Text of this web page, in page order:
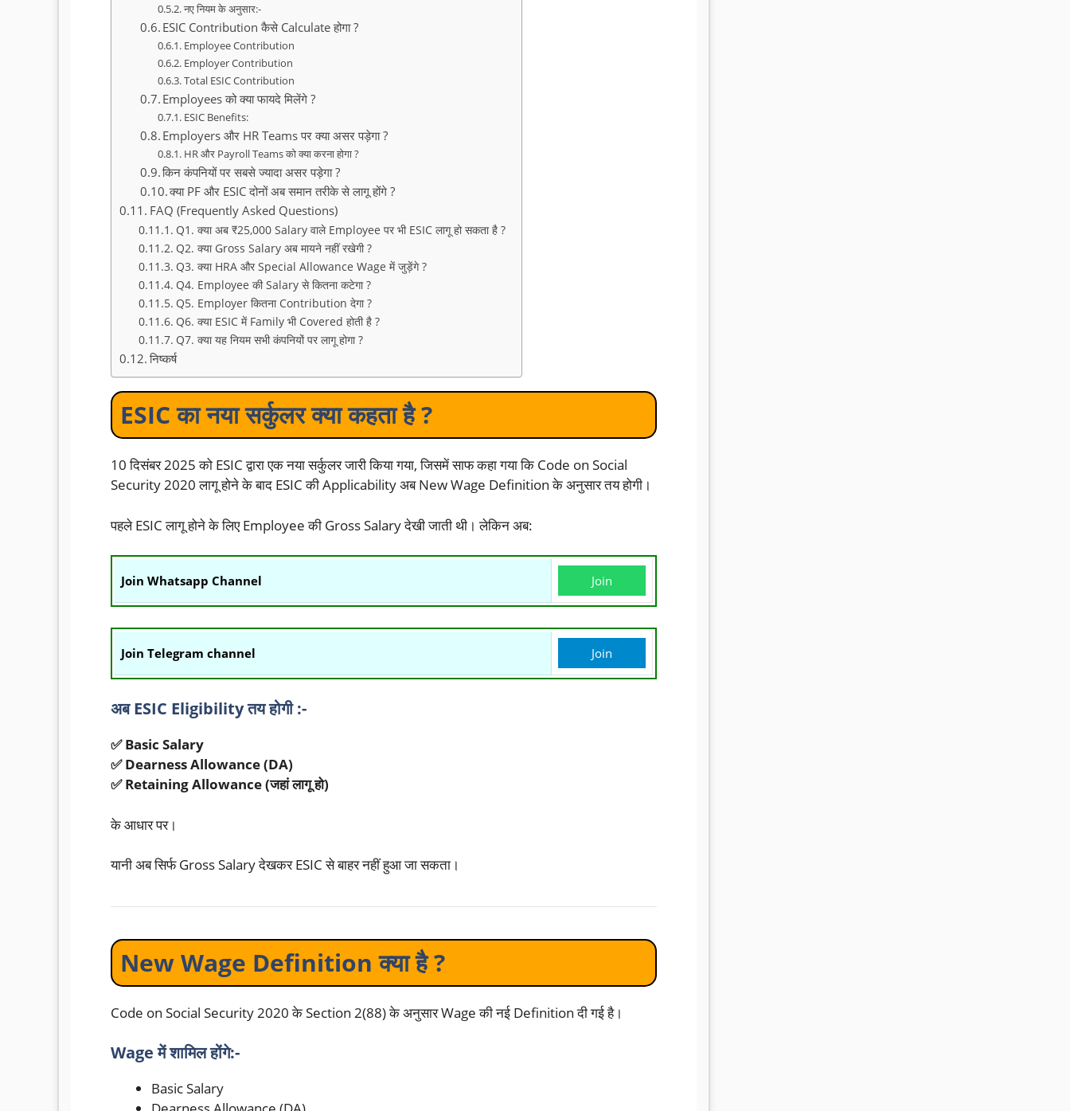
नए नियम के अनुसार:-
ESIC Contribution कैसे Calculate होगा ?
Employee Contribution
Employer Contribution
Total ESIC Contribution
Employees को क्या फायदे मिलेंगे ?
ESIC Benefits:
Employers और HR Teams पर क्या असर पड़ेगा ?
HR और Payroll Teams को क्या करना होगा ?
किन कंपनियों पर सबसे ज्यादा असर पड़ेगा ?
क्या PF और ESIC दोनों अब समान तरीके से लागू होंगे ?
FAQ (Frequently Asked Questions)
Q1. क्या अब ₹25,000 Salary वाले Employee पर भी ESIC लागू हो सकता है ?
Q2. क्या Gross Salary अब मायने नहीं रखेगी ?
Q3. क्या HRA और Special Allowance Wage में जुड़ेंगे ?
Q4. Employee की Salary से कितना कटेगा ?
Q5. Employer कितना Contribution देगा ?
Q6. क्या ESIC में Family भी Covered होती है ?
Q7. क्या यह नियम सभी कंपनियों पर लागू होगा ?
निष्कर्ष
ESIC का नया सर्कुलर क्या कहता है ?
10 दिसंबर 2025 को ESIC द्वारा एक नया सर्कुलर जारी किया गया, जिसमें साफ कहा गया कि Code on Social
Security 2020 लागू होने के बाद ESIC की Applicability अब New Wage Definition के अनुसार तय होगी।
पहले ESIC लागू होने के लिए Employee की Gross Salary देखी जाती थी। लेकिन अब:
Join Whatsapp Channel Join
Join Telegram channel Join
अब ESIC Eligibility तय होगी :-
✅ Basic Salary
✅ Dearness Allowance (DA)
✅ Retaining Allowance (जहां लागू हो)
के आधार पर।
यानी अब सिर्फ Gross Salary देखकर ESIC से बाहर नहीं हुआ जा सकता।
New Wage Definition क्या है ?
Code on Social Security 2020 के Section 2(88) के अनुसार Wage की नई Definition दी गई है।
Wage में शामिल होंगे:-
Basic Salary